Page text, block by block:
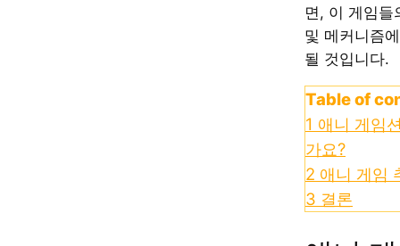
면, 이 게임들
및 메커니즘
될 것입니다.
Table of
1 애니 게임
가요?
2 애니 게임
3 결론